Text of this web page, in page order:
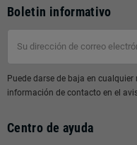
Boletin informativo
Puede darse de baja en
información de contacto en el
Centro de ayuda